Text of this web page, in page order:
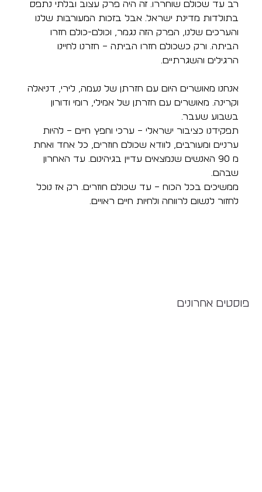
רב עד שכולם שוחררו. זה היה פרק עצוב ובלתי נתפס
בתולדות מדינת ישראל. אבל בזכות המעורבות שלנו
והערכים שלנו, הפרק הזה נגמר, וכולם-כולם חזרו
הביתה. ורק כשכולם חזרו הביתה – חזרנו לחיינו
הרגילים והשגרתיים.
אנחנו מאושרים היום עם חזרתן של נעמה, לירי, דניאלה
וקרינה. מאושרים עם חזרתן של אמילי, רומי ודורון
בשבוע שעבר.
תפקידנו כציבור ישראלי – ערכי וחפץ חיים – להיות
ערניים ומעורבים, לוודא שכולם חוזרים, כל אחד ואחת
מ 90 האנשים שנמצאים עדיין בגיהינום. עד האחרון
שבהם.
ממשיכים בכל הכוח – עד שכולם חוזרים. רק אז נוכל
לחזור לנשום לרווחה ולחיות חיים ראויים.
פוסטים אחרונים